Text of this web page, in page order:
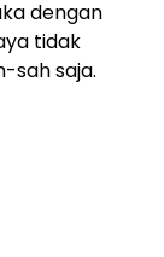
dengan
tidak
sah saja.